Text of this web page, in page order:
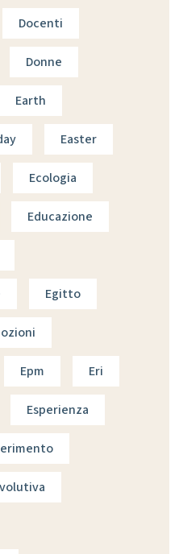
Docenti
Donne
Earth
Easter
Ecologia
Educazione
Egitto
Epm Eri
Esperienza